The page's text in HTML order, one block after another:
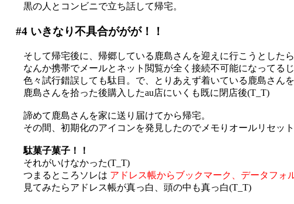
黒の人とコンビニで立ち話して帰宅。
#4いきなり不具合ががが！！
そして帰宅後に、帰郷している鹿島さんを迎えに行こうとしたら
なんか携帯でメールとネット閲覧が全く接続不可能になってる
色々試行錯誤しても駄目。で、とりあえず着いている鹿島さんを
鹿島さんを拾った後購入したau店にいくも既に閉店後(T_T)
諦めて鹿島さんを家に送り届けてから帰宅。
その間、初期化のアイコンを発見したのでメモりオールリセット
駄菓子菓子！！
それがいけなかった(T_T)
つまるところソレは アドレス帳からブックマーク、データフォ
見てみたらアドレス帳が真っ白、頭の中も真っ白(T_T)